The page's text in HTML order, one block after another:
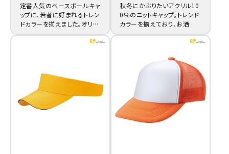
定番人気のベースボールキャ
ップに、若者に好まれるトレン
ドカラーを揃えました。オリジ
秋冬にかぶりたいアクリル10
0％のニットキャップ。トレンド
カラーを揃えており、お洒落